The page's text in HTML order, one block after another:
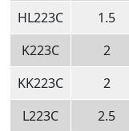
HL223C
1.5
K223C
2
KK223C
2
L223C
2.5